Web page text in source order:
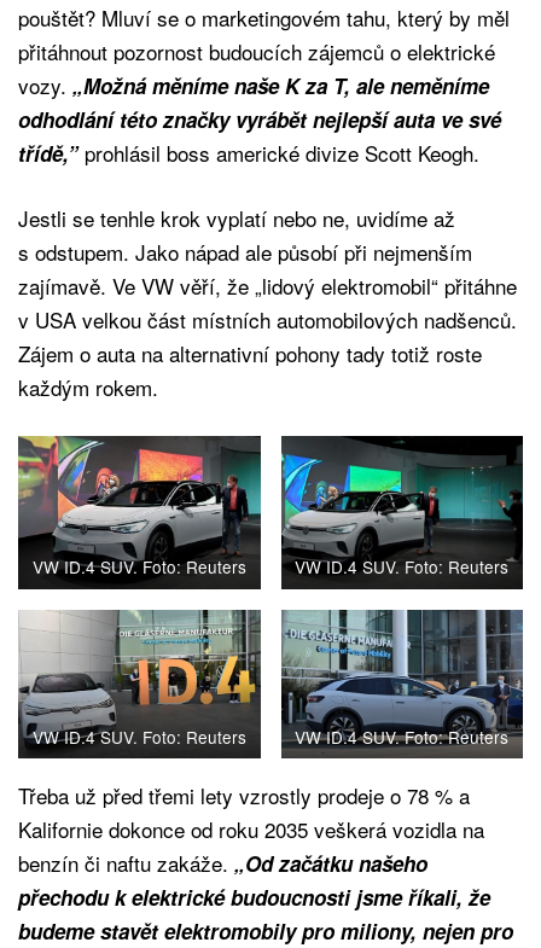
pouštět? Mluví se o marketingovém tahu, který by měl
přitáhnout pozornost budoucích zájemců o elektrické
vozy. „Možná měníme naše K za T, ale neměníme
odhodlání této značky vyrábět nejlepší auta ve své
třídě,”prohlásil boss americké divize Scott Keogh.
Jestli se tenhle krok vyplatí nebo ne, uvidíme až
s odstupem. Jako nápad ale působí při nejmenším
zajímavě. Ve VW věří, že „lidový elektromobil“ přitáhne
v USA velkou část místních automobilových nadšenců.
Zájem o auta na alternativní pohony tady totiž roste
každým rokem.
VW ID.4 SUV. Foto: Reuters VW ID.4 SUV. Foto: Reuters
VW ID.4 SUV. Foto: Reuters VW ID.4 SUV. Foto: Reuters
Třeba už před třemi lety vzrostly prodeje o 78 % a
Kalifornie dokonce od roku 2035 veškerá vozidla na
benzín či naftu zakáže. „Od začátku našeho
přechodu k elektrické budoucnosti jsme říkali, že
budeme stavět elektromobily pro miliony, nejen pro